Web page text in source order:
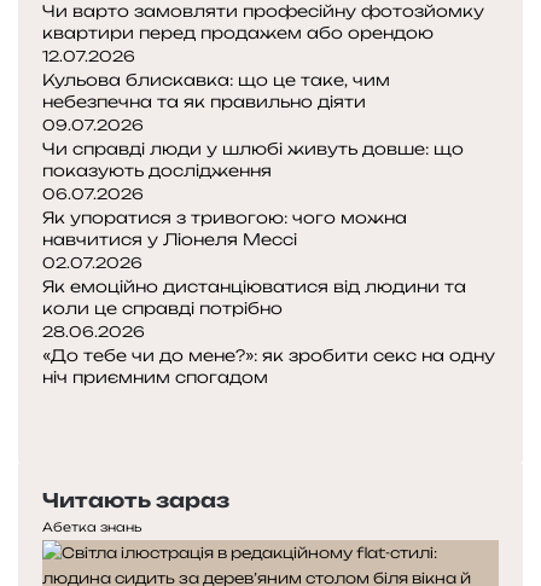
Чи варто замовляти професійну фотозйомку
квартири перед продажем або орендою
12.07.2026
Кульова блискавка: що це таке, чим
небезпечна та як правильно діяти
09.07.2026
Чи справді люди у шлюбі живуть довше: що
показують дослідження
06.07.2026
Як упоратися з тривогою: чого можна
навчитися у Ліонеля Мессі
02.07.2026
Як емоційно дистанціюватися від людини та
коли це справді потрібно
28.06.2026
«До тебе чи до мене?»: як зробити секс на одну
ніч приємним спогадом
Читають зараз
Абетка знань